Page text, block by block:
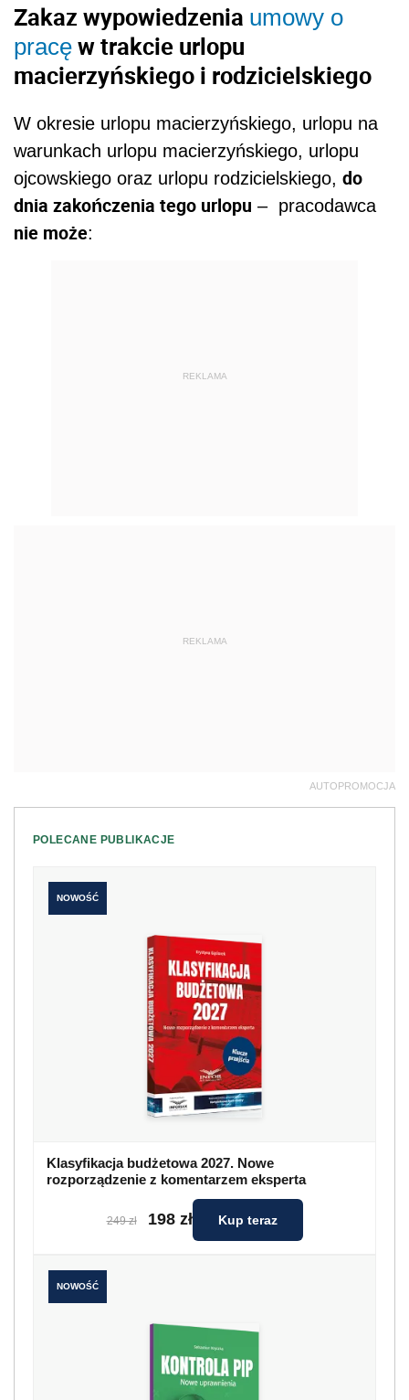
Zakaz wypowiedzenia umowy o
pracę w trakcie urlopu
macierzyńskiego i rodzicielskiego
W okresie urlopu macierzyńskiego, urlopu na
warunkach urlopu macierzyńskiego, urlopu
ojcowskiego oraz urlopu rodzicielskiego, do
dnia zakończenia tego urlopu – pracodawca
nie może:
REKLAMA
REKLAMA
AUTOPROMOCJA
POLECANE PUBLIKACJE
NOWOŚĆ
Klasyfikacja budżetowa 2027. Nowe
rozporządzenie z komentarzem eksperta
249 zł 198 zł Kup teraz
NOWOŚĆ